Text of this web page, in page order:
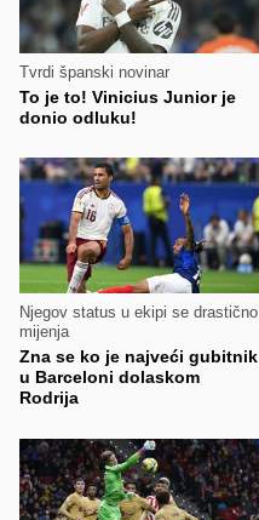
Tvrdi španski novinar
To je to! Vinicius Junior je
donio odluku!
Njegov status u ekipi se drastično
mijenja
Zna se ko je najveći gubitnik
u Barceloni dolaskom
Rodrija